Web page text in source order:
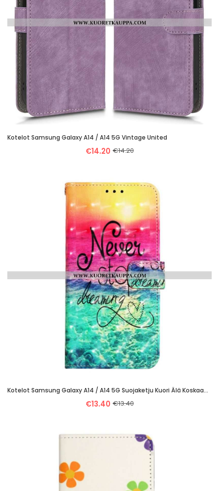
Kotelot Samsung Galaxy A14 / A14 5G Vintage United
€14.20 €14.20
Kotelot Samsung Galaxy A14 / A14 5G Suojaketju Kuori Älä Koskaan Lopeta Dreaming Strappya
€13.40 €13.40